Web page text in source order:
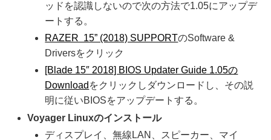
ッドを認識しないので次の方法で1.05にアップデ
ートする。
RAZER 15” (2018) SUPPORTのSoftware &
Driversをクリック
[Blade 15″ 2018] BIOS Updater Guide 1.05の
Download をクリックしダウンロードし、その説
明に従いBIOSをアップデートする。
Voyager Linuxのインストール
ディスプレイ、無線LAN、スピーカー、マイ